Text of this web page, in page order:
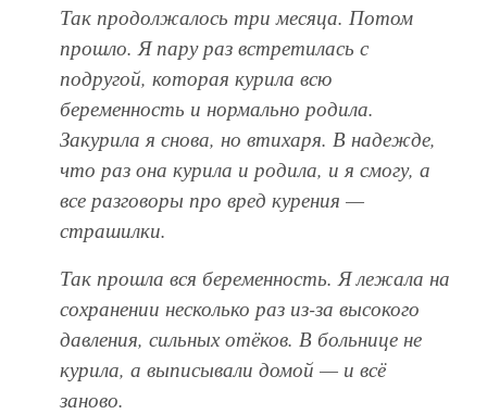
Так продолжалось три месяца. Потом
прошло. Я пару раз встретилась с
подругой, которая курила всю
беременность и нормально родила.
Закурила я снова, но втихаря. В надежде,
что раз она курила и родила, и я смогу, а
все разговоры про вред курения —
страшилки.
Так прошла вся беременность. Я лежала на
сохранении несколько раз из-за высокого
давления, сильных отёков. В больнице не
курила, а выписывали домой — и всё
заново.